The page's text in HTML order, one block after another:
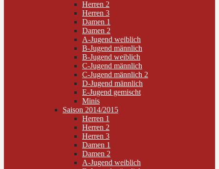
Herren 2
Herren 3
Damen 1
Damen 2
A-Jugend weiblich
B-Jugend männlich
B-Jugend weiblich
C-Jugend männlich
C-Jugend männlich 2
D-Jugend männlich
E-Jugend gemischt
Minis
Saison 2014/2015
Herren 1
Herren 2
Herren 3
Damen 1
Damen 2
A-Jugend weiblich